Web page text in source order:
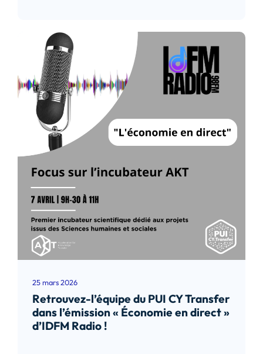
25 mars 2026
Retrouvez-l’équipe du PUI CY Transfer
dans l’émission « Économie en direct »
d’IDFM Radio !